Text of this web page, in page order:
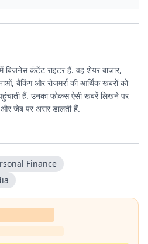
बिजनेस कंटेंट राइटर हैं. वह शेयर बाजार,
बैंकिंग और रोजमर्रा की आर्थिक खबरों को
हैं. उनका फोकस ऐसी खबरें लिखने पर
और जेब पर असर डालती हैं.
Finance